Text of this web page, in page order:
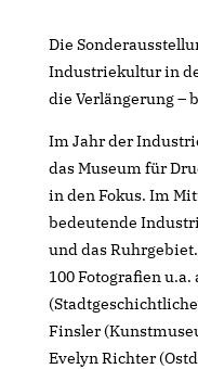
Die
Industriekultur in
die Verlängerung –
Im Jahr der
das Museum für
in den Fokus. Im
bedeutende
und das
100 Fotografien
Finsler
Evelyn Richter